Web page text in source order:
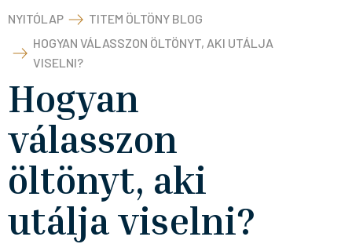
NYITÓLAP
TITEM ÖLTÖNY BLOG
HOGYAN VÁLASSZON ÖLTÖNYT, AKI UTÁLJA
VISELNI?
Hogyan
válasszon
öltönyt, aki
utálja viselni?